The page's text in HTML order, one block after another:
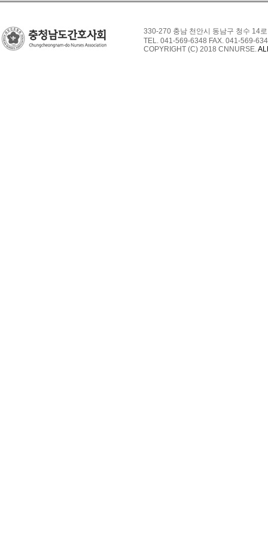
330-270 충남 천안시 동남구 청수 14
TEL. 041-569-6348 FAX. 041-569-
COPYRIGHT (C) 2018 CNNURSE.